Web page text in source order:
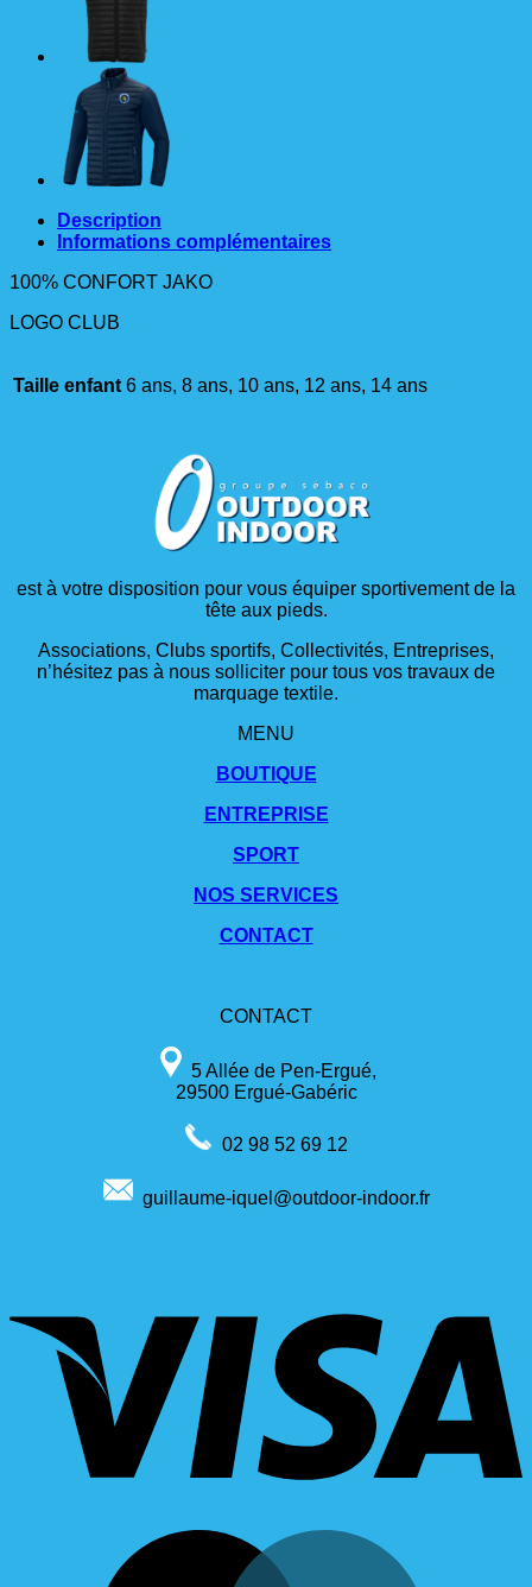
JAKO
MARINE
ENFANT
Description
Informations complémentaires
100% CONFORT JAKO
LOGO CLUB
Taille enfant 6 ans, 8 ans, 10 ans, 12 ans, 14 ans
est à votre disposition pour vous équiper sportivement de la
tête aux pieds.
Associations, Clubs sportifs, Collectivités, Entreprises,
n’hésitez pas à nous solliciter pour tous vos travaux de
marquage textile.
MENU
BOUTIQUE
ENTREPRISE
SPORT
NOS SERVICES
CONTACT
CONTACT
5 Allée de Pen-Ergué,
29500 Ergué-Gabéric
02 98 52 69 12
guillaume-iquel@outdoor-indoor.fr